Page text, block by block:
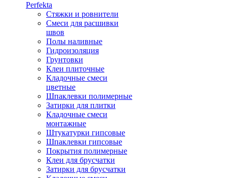
Perfekta
Стяжки и ровнители
Смеси для расшивки
швов
Полы наливные
Гидроизоляция
Грунтовки
Клеи плиточные
Кладочные смеси
цветные
Шпаклевки полимерные
Затирки для плитки
Кладочные смеси
монтажные
Штукатурки гипсовые
Шпаклевки гипсовые
Покрытия полимерные
Клеи для брусчатки
Затирки для брусчатки